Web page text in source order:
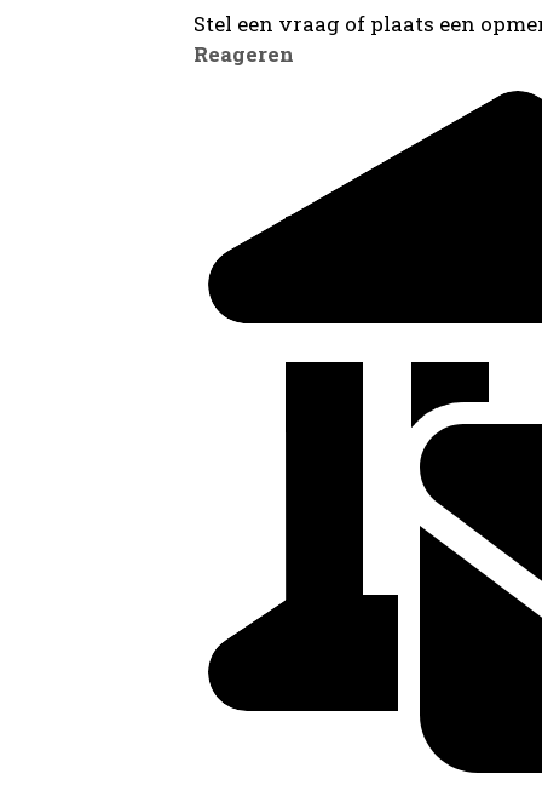
Stel een vraag of plaats een
Reageren